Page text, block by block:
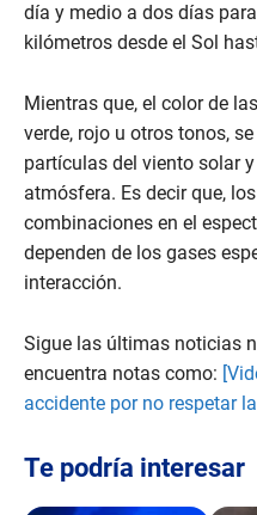
día y medio a dos días
kilómetros desde el Sol
Mientras que, el color de
verde, rojo u otros tonos,
partículas del viento solar
atmósfera. Es decir que,
combinaciones en el
dependen de los gases
interacción.
Sigue las últimas noticias
encuentra notas como:
accidente por no respetar
Te podría interesar